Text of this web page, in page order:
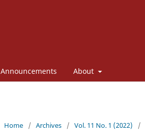
Announcements About
Home / Archives / Vol. 11 No. 1 (2022) /